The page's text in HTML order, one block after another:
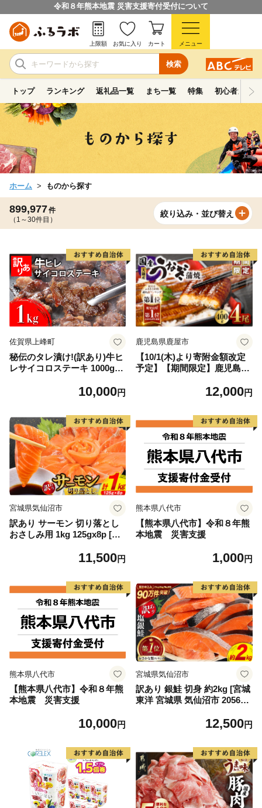
令和８年熊本地震 災害支援寄付受付について
検索
上限額 お気に入り カート メニュー
トップ ランキング 返礼品一覧 まち一覧 特集 初心者ガイド
ホーム ものから探す
899,977件
（1～30件目）
絞り込み・並び替え
佐賀県上峰町
秘伝のタレ漬け!(訳あり)牛ヒ
レサイコロステーキ 1000g
10,000円
鹿児島県鹿屋市
【10/1(木)より寄附金額改定
予定】【期間限定】鹿児島県
12,000円
宮城県気仙沼市
訳あり サーモン 切り落とし
おさしみ用 1kg 125gx8p [足
4313] 魚 魚介類 鮭 お刺し身
介
11,500円
熊本県八代市
【熊本県八代市】令和８年熊
本地震 災害支援
1,000円
熊本県八代市
【熊本県八代市】令和８年熊
本地震 災害支援
10,000円
宮城県気仙沼市
訳あり 銀鮭 切身 約2kg [宮城
東洋 宮城県 気仙沼市 205649
格外 不揃い さけ サケ 鮭切身
切り身 魚 わけあり
12,500円